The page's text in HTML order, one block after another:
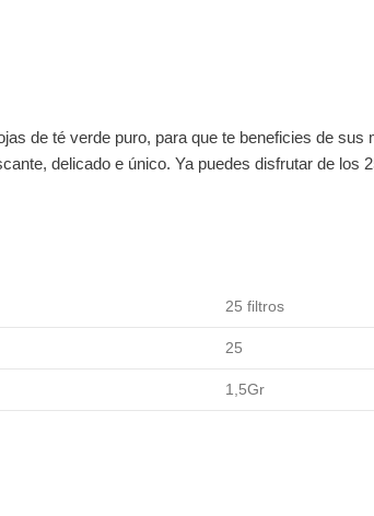
de té verde puro, para que te beneficies de
delicado e único. Ya puedes disfrutar de
25 filtros
25
1,5Gr